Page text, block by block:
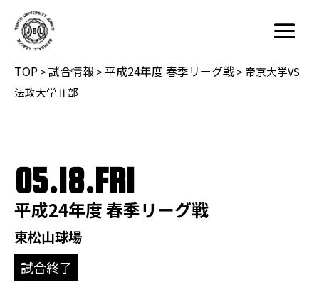
Main
Menu
TOP>試合情報 >平成24年度 春季リーグ戦> 帝京大学VS
法政大学Ⅱ部
05.18.FRI
平成24年度 春季リーグ戦
東松山球場
試合終了